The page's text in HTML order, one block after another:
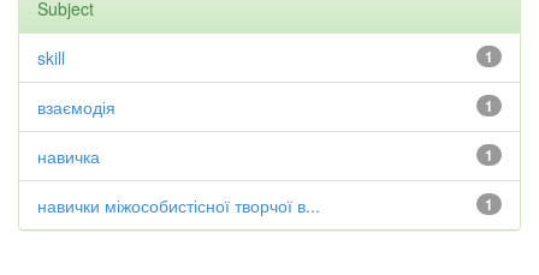
Subject
1
skill
1
взаємодія
1
навичка
1
навички міжособистісної творчої в...